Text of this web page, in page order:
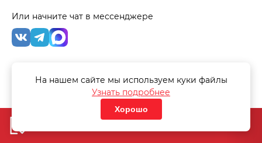
Или начните чат в мессенджере
Любимое место в доме там,
где ДеФранс (Француз)!
На нашем сайте мы используем куки файлы
Узнать подробнее
Хорошо